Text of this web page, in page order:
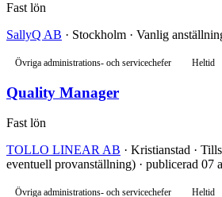
Fast lön
SallyQ AB · Stockholm · Vanlig
Övriga administrations- och servicechefer Heltid
Quality Manager
Fast lön
TOLLO LINEAR AB · Kristianstad ·
eventuell provanställning) · publicerad 07
Övriga administrations- och servicechefer Heltid